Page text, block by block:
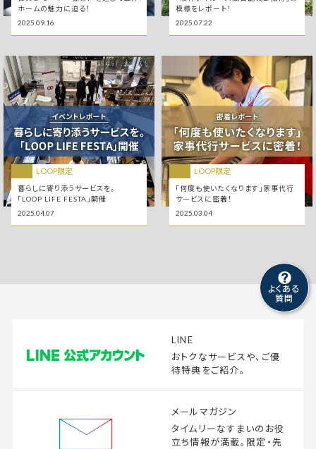
ホームの魅力に迫る！
2025.09.16
模様をレポート！
2025.07.22
LOOP限定
暮らしに寄り添うサービスを。
「LOOP LIFE FESTA」開催
2025.04.07
LOOP限定
「何度も使いたくなります」家事代行
サービスに密着！
2025.03.04
LINE
おトクなサービスや、 ご優
待特典をご紹介。
メールマガジン
タイムリーなすまいの お役
立ち情報が満載。 限定・先
よくある
質問